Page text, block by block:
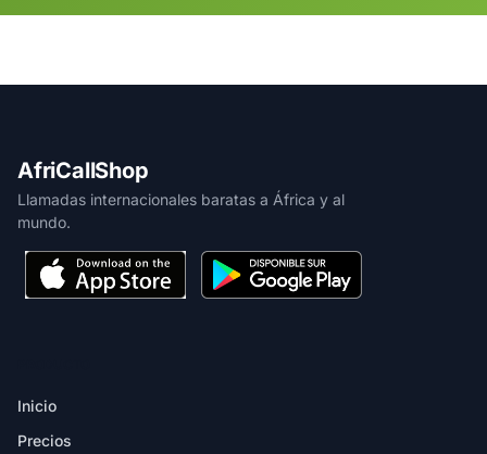
AfriCallShop
Llamadas internacionales baratas a África y al
mundo.
Inicio
Precios